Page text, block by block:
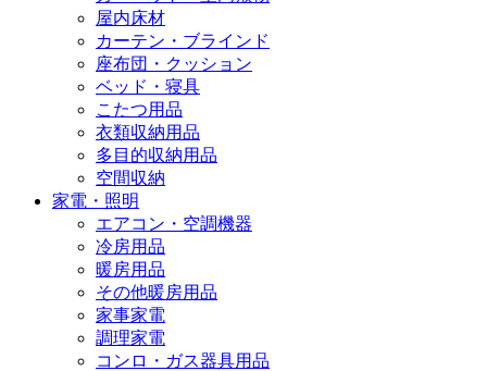
屋内床材
カーテン・ブラインド
座布団・クッション
ベッド・寝具
こたつ用品
衣類収納用品
多目的収納用品
空間収納
家電・照明
エアコン・空調機器
冷房用品
暖房用品
その他暖房用品
家事家電
調理家電
コンロ・ガス器具用品